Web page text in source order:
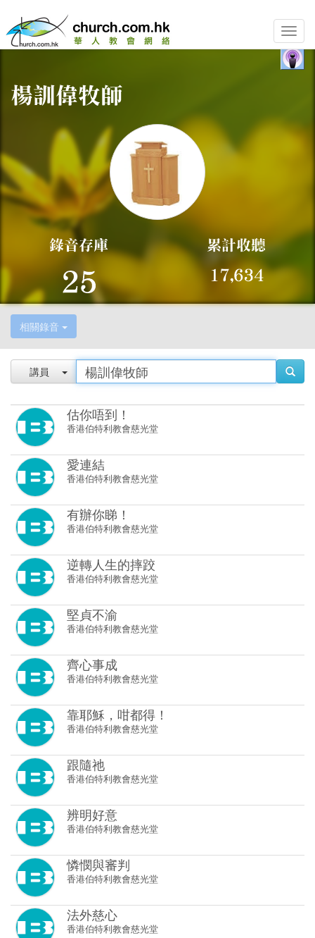
Toggle
講員
估你唔到！
香港伯特利教會慈光堂
愛連結
香港伯特利教會慈光堂
有辦你睇！
香港伯特利教會慈光堂
逆轉人生的摔跤
香港伯特利教會慈光堂
堅貞不渝
香港伯特利教會慈光堂
齊心事成
香港伯特利教會慈光堂
靠耶穌，咁都得！
香港伯特利教會慈光堂
跟隨祂
香港伯特利教會慈光堂
辨明好意
香港伯特利教會慈光堂
憐憫與審判
香港伯特利教會慈光堂
法外慈心
香港伯特利教會慈光堂
天地為証揀啱路
香港伯特利教會慈光堂